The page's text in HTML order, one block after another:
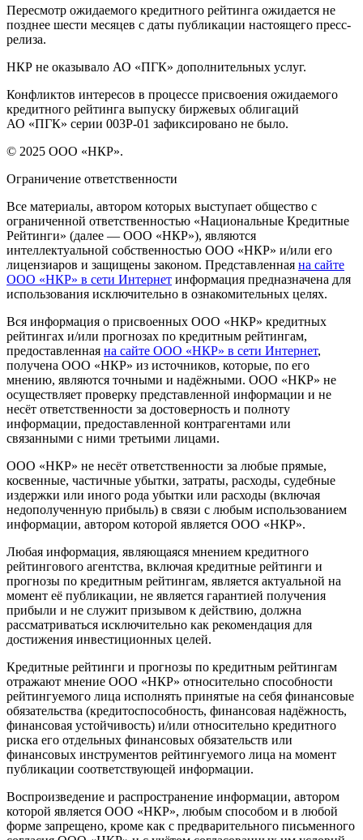
Пересмотр ожидаемого кредитного рейтинга ожидается не
позднее шести месяцев с даты публикации настоящего пресс-
релиза.
НКР не оказывало АО «ПГК» дополнительных услуг.
Конфликтов интересов в процессе присвоения ожидаемого
кредитного рейтинга выпуску биржевых облигаций
АО «ПГК» серии 003P-01 зафиксировано не было.
© 2025 ООО «НКР».
Ограничение ответственности
Все материалы, автором которых выступает общество с
ограниченной ответственностью «Национальные Кредитные
Рейтинги» (далее — ООО «НКР»), являются
интеллектуальной собственностью ООО «НКР» и/или его
лицензиаров и защищены законом. Представленная на сайте
ООО «НКР» в сети Интернет информация предназначена для
использования исключительно в ознакомительных целях.
Вся информация о присвоенных ООО «НКР» кредитных
рейтингах и/или прогнозах по кредитным рейтингам,
предоставленная на сайте ООО «НКР» в сети Интернет,
получена ООО «НКР» из источников, которые, по его
мнению, являются точными и надёжными. ООО «НКР» не
осуществляет проверку представленной информации и не
несёт ответственности за достоверность и полноту
информации, предоставленной контрагентами или
связанными с ними третьими лицами.
ООО «НКР» не несёт ответственности за любые прямые,
косвенные, частичные убытки, затраты, расходы, судебные
издержки или иного рода убытки или расходы (включая
недополученную прибыль) в связи с любым использованием
информации, автором которой является ООО «НКР».
Любая информация, являющаяся мнением кредитного
рейтингового агентства, включая кредитные рейтинги и
прогнозы по кредитным рейтингам, является актуальной на
момент её публикации, не является гарантией получения
прибыли и не служит призывом к действию, должна
рассматриваться исключительно как рекомендация для
достижения инвестиционных целей.
Кредитные рейтинги и прогнозы по кредитным рейтингам
отражают мнение ООО «НКР» относительно способности
рейтингуемого лица исполнять принятые на себя финансовые
обязательства (кредитоспособность, финансовая надёжность,
финансовая устойчивость) и/или относительно кредитного
риска его отдельных финансовых обязательств или
финансовых инструментов рейтингуемого лица на момент
публикации соответствующей информации.
Воспроизведение и распространение информации, автором
которой является ООО «НКР», любым способом и в любой
форме запрещено, кроме как с предварительного письменного